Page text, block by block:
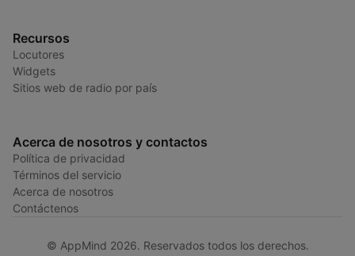
Recursos
Locutores
Widgets
Sitios web de radio por país
Acerca de nosotros y contactos
Política de privacidad
Términos del servicio
Acerca de nosotros
Contáctenos
© AppMind 2026. Reservados todos los derechos.